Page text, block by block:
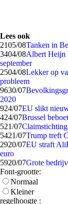
Lees ook
2105/08Tanken in
3404/08Albert Heijn
september
2504/08Lekker op
probleem
9630/07
2020
924/07EU slikt
424/07Brussel
521/07
5421/07Trump treft
2920/07EU straft
euro
5920/07Grote
Font-grootte:
Normaal
Kleiner
regelhoogte :